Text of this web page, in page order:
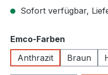
Sofort verfügbar,
Emco-Farben
Anthrazit
Braun